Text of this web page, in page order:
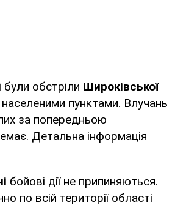
були обстріли Широківської
пунктами. Влучань
за попередньою
Детальна інформація
бойові дії не припиняються.
по всій території області